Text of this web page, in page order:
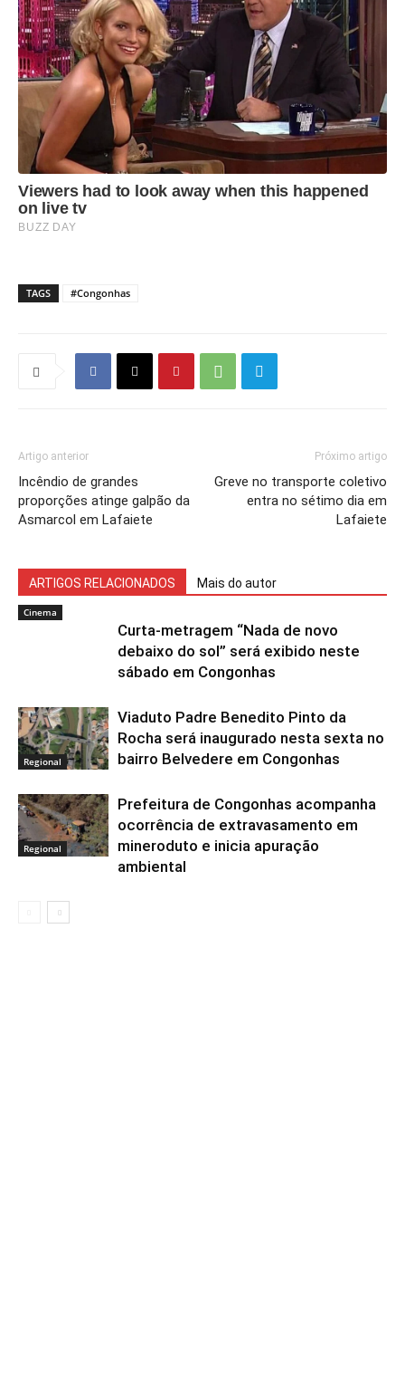
TAGS #Congonhas
Artigo anterior
Incêndio de grandes
proporções atinge galpão da
Asmarcol em Lafaiete
Próximo artigo
Greve no transporte coletivo
entra no sétimo dia em
Lafaiete
ARTIGOS RELACIONADOS Mais do autor
Cinema
Curta-metragem “Nada de novo
debaixo do sol” será exibido neste
sábado em Congonhas
Regional
Viaduto Padre Benedito Pinto da
Rocha será inaugurado nesta sexta no
bairro Belvedere em Congonhas
Regional
Prefeitura de Congonhas acompanha
ocorrência de extravasamento em
mineroduto e inicia apuração
ambiental